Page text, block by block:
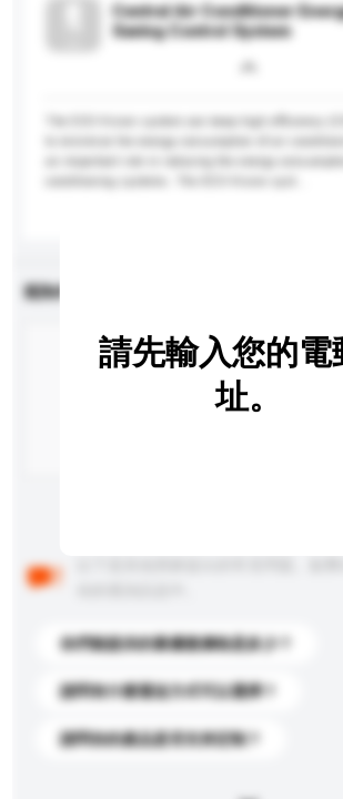
Central Air Conditioner
Saving Control System
查詢內容
你們能提供的最優惠價格是多少？
請問有什麼運送方式可以選擇？
請問你的產品是否支持定制？
請先輸入您的電
址。